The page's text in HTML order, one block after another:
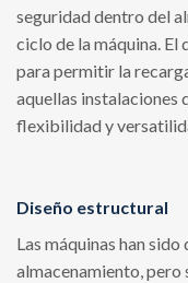
seguridad dentro del
ciclo de la máquina.
para permitir la
aquellas instalaciones
flexibilidad y
Diseño estructural
Las máquinas han
almacenamiento, pero